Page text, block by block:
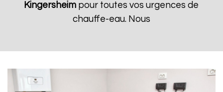
Kingersheim pour toutes vos urgences de
chauffe-eau. Nous